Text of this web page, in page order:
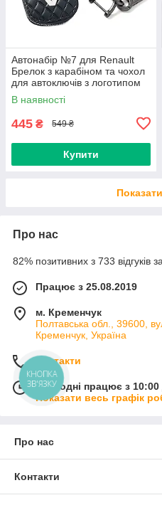
Автонабір №7 для Renault
Брелок з карабіном та чохол
для автоключів з логотипом
В наявності
445 ₴ 549 ₴
Купити
Про нас
82% позитивних з 733 відгуків
Працює з 25.08.2019
м. Кременчук
Полтавська обл., 39600,
Кременчук, Україна
Контакти
Сьогодні працює з
Показати весь графік
Про нас
Контакти
КНОПКА
ЗВ'ЯЗКУ